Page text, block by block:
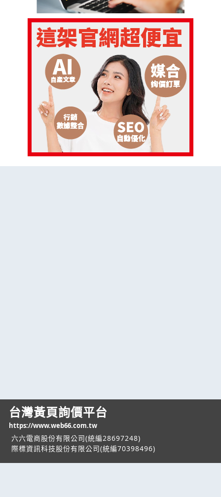
台灣黃頁詢價平台
https://www.web66.com.tw
六六電商股份有限公司(統編28697248)
際標資訊科技股份有限公司(統編70398496)